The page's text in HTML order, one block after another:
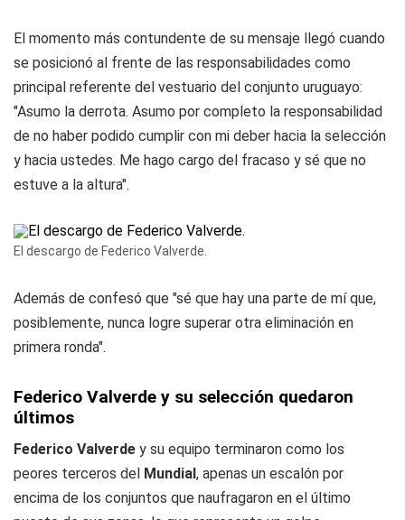
El momento más contundente de su mensaje llegó cuando
se posicionó al frente de las responsabilidades como
principal referente del vestuario del conjunto uruguayo:
"Asumo la derrota. Asumo por completo la responsabilidad
de no haber podido cumplir con mi deber hacia la selección
y hacia ustedes. Me hago cargo del fracaso y sé que no
estuve a la altura".
El descargo de Federico Valverde.
Además de confesó que "sé que hay una parte de mí que,
posiblemente, nunca logre superar otra eliminación en
primera ronda".
Federico Valverde y su selección quedaron
últimos
Federico Valverde y su equipo terminaron como los
peores terceros del Mundial, apenas un escalón por
encima de los conjuntos que naufragaron en el último